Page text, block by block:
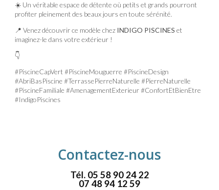
☀️ Un véritable espace de détente où petits et grands pourront
profiter pleinement des beaux jours en toute sérénité.
📍 Venez découvrir ce modèle chez INDIGO PISCINES et
imaginez-le dans votre extérieur !
👇
#PiscineCapVert #PiscineMouguerre #PiscineDesign
#AbriBasPiscine #TerrassePierreNaturelle #PierreNaturelle
#PiscineFamiliale #AmenagementExterieur #ConfortEtBienEtre
#IndigoPiscines
Contactez-nous
Tél. 05 58 90 24 22
07 48 94 12 59